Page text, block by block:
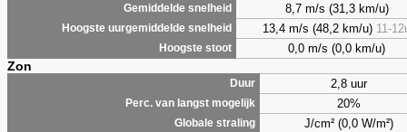
Gemiddelde snelheid 8,7 m/s (31,3 km/u)
Hoogste uurgemiddelde snelheid 13,4 m/s (48,2 km/u) 11-
Hoogste stoot 0,0 m/s (0,0 km/u)
Zon
Duur 2,8 uur
Perc. van langst mogelijk 20%
Globale straling J/cm² (0,0 W/m²)